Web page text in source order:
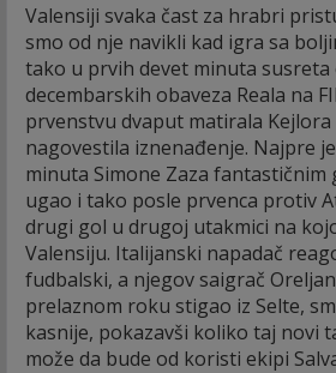
Valensiji svaka čast za hrabri
smo od nje navikli kad igra sa
tako u prvih devet minuta
decembarskih obaveza Reala na
prvenstvu dvaput matirala Kejlora
nagovestila iznenađenje. Najpre
minuta Simone Zaza
ugao i tako posle prvenca protiv
drugi gol u drugoj utakmici na
Valensiju. Italijanski napadač
fudbalski, a njegov saigrač
prelaznom roku stigao iz Selte,
kasnije, pokazavši koliko taj novi
može da bude od koristi ekipi